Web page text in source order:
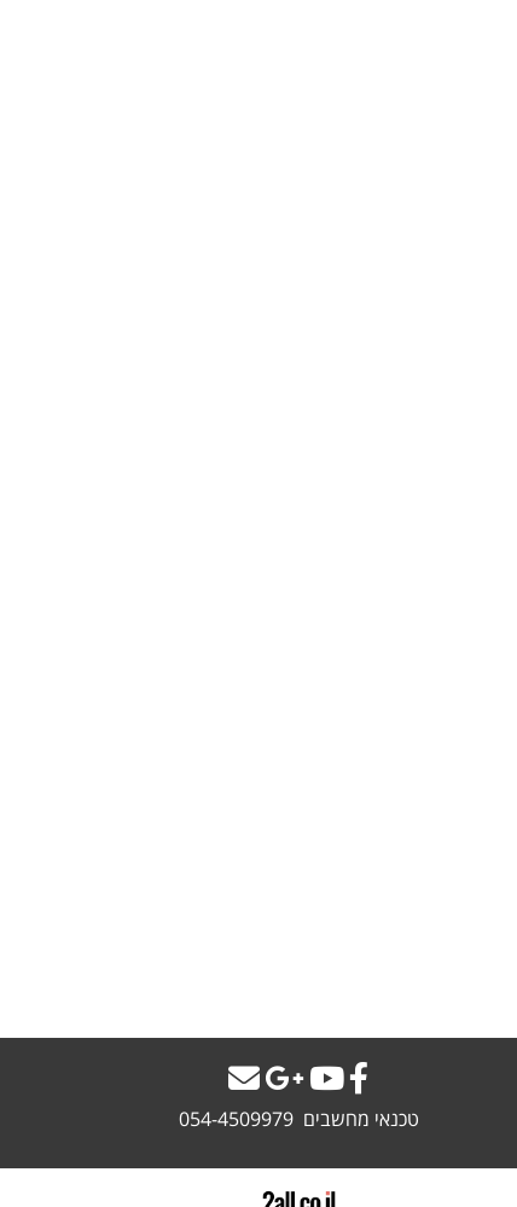
טכנאי מחשבים 054-4509979